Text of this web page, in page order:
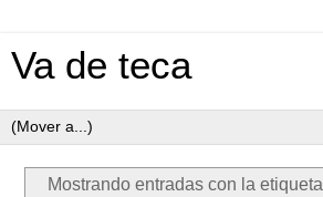
Va de teca
Mostrando entradas con la etiqueta